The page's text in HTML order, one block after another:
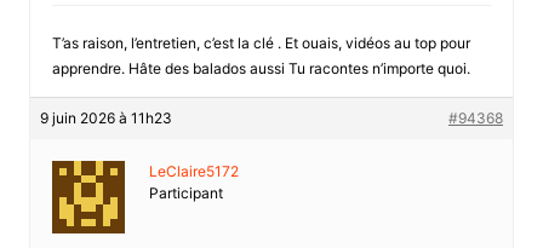
T’as raison, l’entretien, c’est la clé . Et ouais, vidéos au top pour
apprendre. Hâte des balados aussi Tu racontes n’importe quoi.
9 juin 2026 à 11h23 #94368
LeClaire5172
Participant